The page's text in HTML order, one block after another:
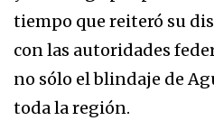
tiempo que reiteró su
con las autoridades
no sólo el blindaje de
toda la región.